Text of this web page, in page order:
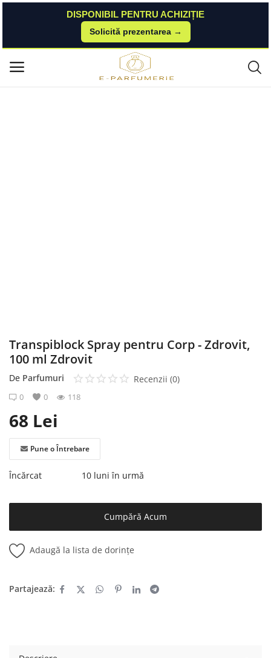
DISPONIBIL PENTRU ACHIZIȚIE
Solicită prezentarea →
Meniu principal
Parfumuri Unisex
Transpiblock Spray pentru Corp - Zdrovit, 100 ml Zdrovit
Transpiblock Spray pentru Corp - Zdrovit,
100 ml Zdrovit
De Parfumuri Recenzii (0)
0 0 118
68 Lei
Pune o Întrebare
Încărcat 10 luni în urmă
Cumpără Acum
Adaugă la lista de dorințe
Partajează: